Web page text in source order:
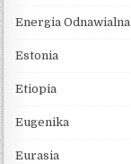
Energia Odnawialna
Estonia
Etiopia
Eugenika
Eurasia